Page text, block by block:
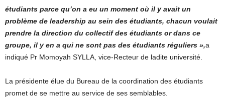
étudiants parce qu’on a eu un moment où il y avait un
problème de leadership au sein des étudiants, chacun voulait
prendre la direction du collectif des étudiants or dans ce
groupe, il y en a qui ne sont pas des étudiants réguliers »,a
indiqué Pr Momoyah SYLLA, vice-Recteur de ladite université.
La présidente élue du Bureau de la coordination des étudiants
promet de se mettre au service de ses semblables.